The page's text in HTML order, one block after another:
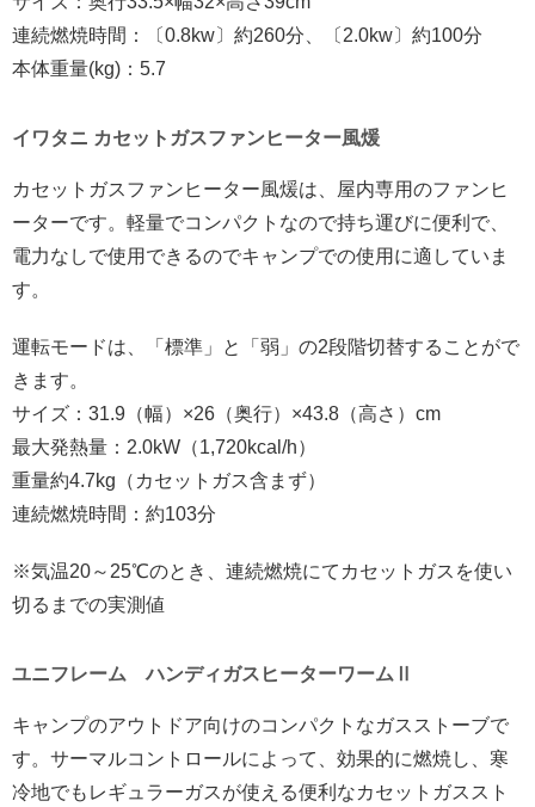
連続燃焼時間：〔0.8kw〕約260分、〔2.0kw〕約100分
本体重量(kg)：5.7
イワタニ カセットガスファンヒーター風煖
カセットガスファンヒーター風煖は、屋内専用のファンヒ
ーターです。軽量でコンパクトなので持ち運びに便利で、
電力なしで使用できるのでキャンプでの使用に適していま
す。
運転モードは、「標準」と「弱」の2段階切替することがで
きます。
サイズ：31.9（幅）×26（奥行）×43.8（高さ）cm
最大発熱量：2.0kW（1,720kcal/h）
重量約4.7kg（カセットガス含まず）
連続燃焼時間：約103分
※気温20～25℃のとき、連続燃焼にてカセットガスを使い
切るまでの実測値
ユニフレーム ハンディガスヒーターワームⅡ
キャンプのアウトドア向けのコンパクトなガスストーブで
す。サーマルコントロールによって、効果的に燃焼し、寒
冷地でもレギュラーガスが使える便利なカセットガススト